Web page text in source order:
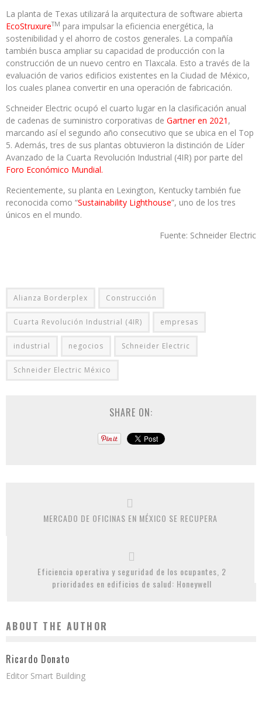
La planta de Texas utilizará la arquitectura de software abierta
EcoStruxureTM para impulsar la eficiencia energética, la
sostenibilidad y el ahorro de costos generales. La compañía
también busca ampliar su capacidad de producción con la
construcción de un nuevo centro en Tlaxcala. Esto a través de la
evaluación de varios edificios existentes en la Ciudad de México,
los cuales planea convertir en una operación de fabricación.
Schneider Electric ocupó el cuarto lugar en la clasificación anual
de cadenas de suministro corporativas de Gartner en 2021 ,
marcando así el segundo año consecutivo que se ubica en el Top
5. Además, tres de sus plantas obtuvieron la distinción de Líder
Avanzado de la Cuarta Revolución Industrial (4IR) por parte del
Foro Económico Mundial.
Recientemente, su planta en Lexington, Kentucky también fue
reconocida como “Sustainability Lighthouse”, uno de los tres
únicos en el mundo.
Fuente: Schneider Electric
Alianza Borderplex Construcción
Cuarta Revolución Industrial (4IR) empresas
industrial negocios Schneider Electric
Schneider Electric México
SHARE ON:
MERCADO DE OFICINAS EN MÉXICO SE RECUPERA
Eficiencia operativa y seguridad de los ocupantes, 2
prioridades en edificios de salud: Honeywell
ABOUT THE AUTHOR
Ricardo Donato
Editor Smart Building